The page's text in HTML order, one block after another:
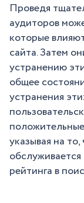
Проведя
аудиторов
которые
сайта. Затем
устранению
общее
устранения
указывая на
рейтинга в